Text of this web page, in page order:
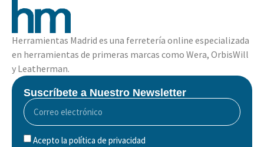
Herramientas Madrid es una ferretería online especializada
en herramientas de primeras marcas como Wera, OrbisWill
y Leatherman.
Suscríbete a Nuestro Newsletter
Acepto la política de privacidad